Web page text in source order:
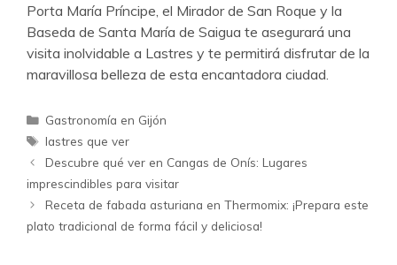
Porta María Príncipe, el Mirador de San Roque y la
Baseda de Santa María de Saigua te asegurará una
visita inolvidable a Lastres y te permitirá disfrutar de la
maravillosa belleza de esta encantadora ciudad.
Categorías
Gastronomía en Gijón
Etiquetas
lastres que ver
Descubre qué ver en Cangas de Onís: Lugares
imprescindibles para visitar
Receta de fabada asturiana en Thermomix: ¡Prepara este
plato tradicional de forma fácil y deliciosa!